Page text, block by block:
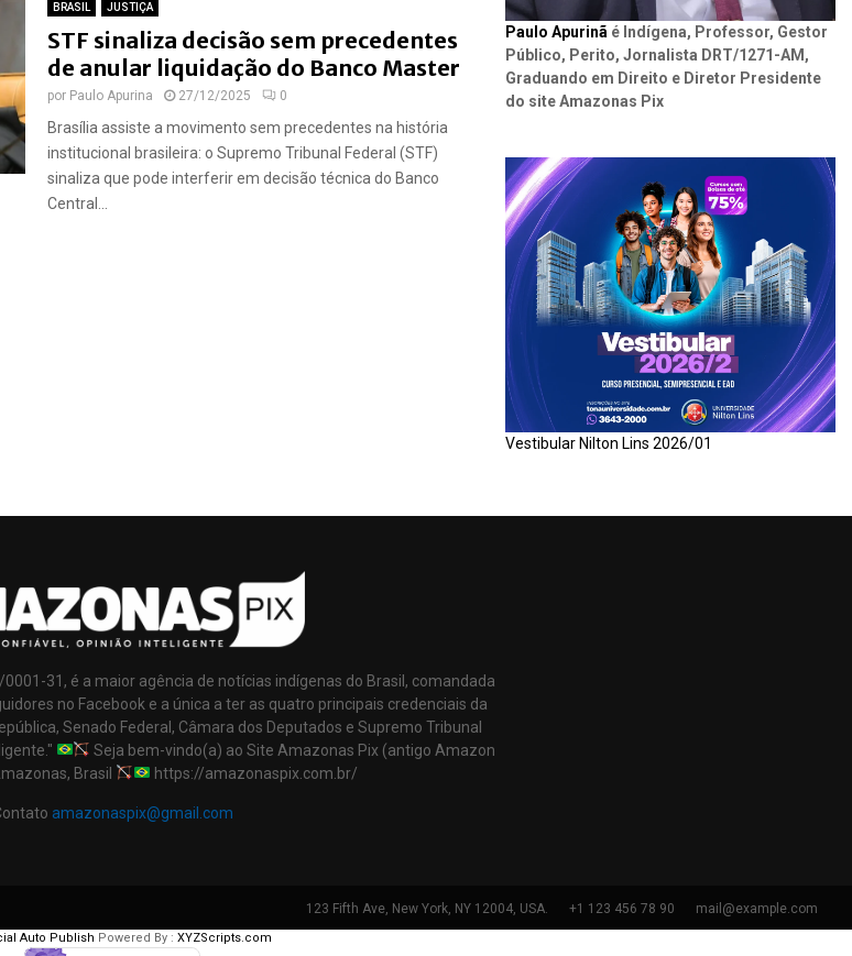
BRASIL JUSTIÇA
STF sinaliza decisão sem precedentes
de anular liquidação do Banco Master
por Paulo Apurina 27/12/2025 0
Brasília assiste a movimento sem precedentes na história
institucional brasileira: o Supremo Tribunal Federal (STF)
sinaliza que pode interferir em decisão técnica do Banco
Central...
Paulo Apurinã é Indígena, Professor, Gestor
Público, Perito, Jornalista DRT/1271-AM,
Graduando em Direito e Diretor Presidente
do site Amazonas Pix
Vestibular Nilton Lins 2026/01
31, é a maior agência de notícias indígenas do Brasil, comandada
no Facebook e a única a ter as quatro principais credenciais da
Senado Federal, Câmara dos Deputados e Supremo Tribunal
Seja bem-vindo(a) ao Site Amazonas Pix (antigo Amazon
Brasil
https://amazonaspix.com.br/
amazonaspix@gmail.com
123 Fifth Ave, New York, NY 12004, USA. +1 123 456 78 90 mail@example.com
Auto Publish Powered By : XYZScripts.com